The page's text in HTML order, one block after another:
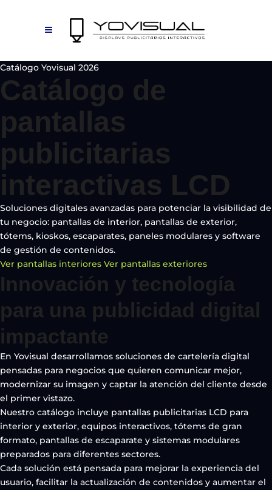
Catálogo Yovisual 2026
Catálogo de
pantallas
publicitarias
interactivas LCD
Soluciones digitales avanzadas para potenciar la visibilidad de
tu negocio: pantallas de interior, pantallas de exterior,
tótems, kioskos, escaparates, paneles modulares y software
de gestión de contenidos.
Ver pantallas interiores Ver pantallas exteriores
Innovación y tecnología
para una publicidad digital
impactante
En Yovisual desarrollamos soluciones de cartelería digital
pensadas para negocios que quieren comunicar mejor,
modernizar su imagen y captar la atención del cliente desde
el primer vistazo.
Nuestro catálogo incluye pantallas publicitarias LCD para
interior y exterior, equipos interactivos, tótems de gran
formato, pantallas de escaparate y sistemas modulares
preparados para diferentes sectores.
Cada solución está pensada para mejorar la experiencia del
usuario, facilitar la actualización de contenidos y aumentar el